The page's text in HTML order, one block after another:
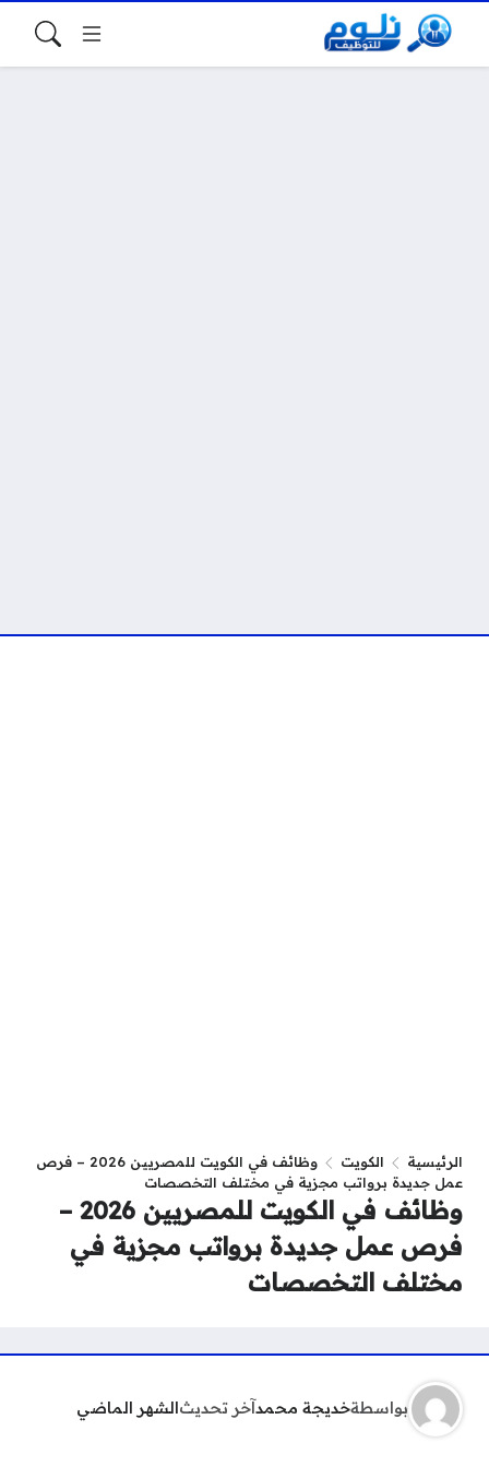
الرئيسية الكويت
وظائف في الكويت للمصريين 2026 – فرص
عمل جديدة برواتب مجزية في مختلف التخصصات
وظائف في الكويت للمصريين 2026 –
فرص عمل جديدة برواتب مجزية في
مختلف التخصصات
بواسطةخديجة محمدآخر تحديثالشهر الماضي